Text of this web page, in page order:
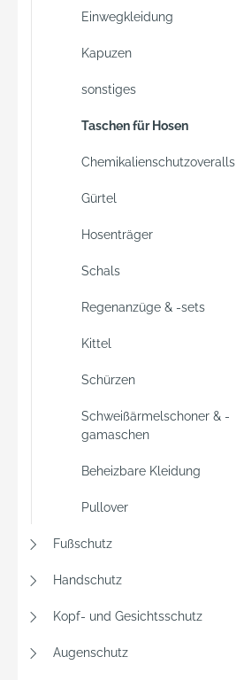
Einwegkleidung
Kapuzen
sonstiges
Taschen für Hosen
Chemikalienschutzoveralls
Gürtel
Hosenträger
Schals
Regenanzüge & -sets
Kittel
Schürzen
Schweißärmelschoner & -
gamaschen
Beheizbare Kleidung
Pullover
Fußschutz
Handschutz
Kopf- und Gesichtsschutz
Augenschutz